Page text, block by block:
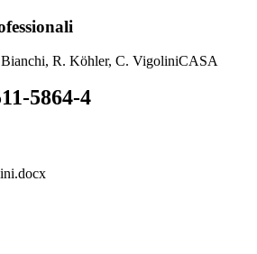
R. Köhler, C. VigoliniCASA
5864-4